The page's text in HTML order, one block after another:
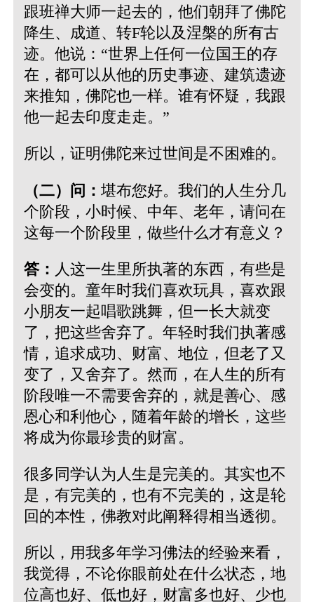
跟班禅大师一起去的，他们朝拜了佛陀
降生、成道、转F轮以及涅槃的所有古
迹。他说：“世界上任何一位国王的存
在，都可以从他的历史事迹、建筑遗迹
来推知，佛陀也一样。谁有怀疑，我跟
他一起去印度走走。”
所以，证明佛陀来过世间是不困难的。
（二）问： 堪布您好。我们的人生分几
个阶段，小时候、中年、老年，请问在
这每一个阶段里，做些什么才有意义？
答： 人这一生里所执著的东西，有些是
会变的。童年时我们喜欢玩具，喜欢跟
小朋友一起唱歌跳舞，但一长大就变
了，把这些舍弃了。年轻时我们执著感
情，追求成功、财富、地位，但老了又
变了，又舍弃了。然而，在人生的所有
阶段唯一不需要舍弃的，就是善心、感
恩心和利他心，随着年龄的增长，这些
将成为你最珍贵的财富。
很多同学认为人生是完美的。其实也不
是，有完美的，也有不完美的，这是轮
回的本性，佛教对此阐释得相当透彻。
所以，用我多年学习佛法的经验来看，
我觉得，不论你眼前处在什么状态，地
位高也好、低也好，财富多也好、少也